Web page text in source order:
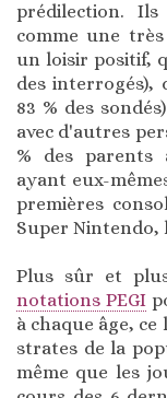
prédilection.
comme une
un loisir positif,
des interrogés),
83 % des
avec d'autres
% des parents
ayant eux-
premières
Super Nintendo,
Plus sûr et
notations PEGI
à chaque âge,
strates de la
même que les